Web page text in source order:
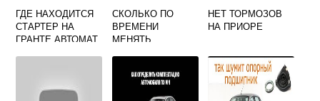
ГДЕ НАХОДИТСЯ
СТАРТЕР НА
ГРАНТЕ АВТОМАТ
СКОЛЬКО ПО
ВРЕМЕНИ
МЕНЯТЬ
НЕТ ТОРМОЗОВ
НА ПРИОРЕ